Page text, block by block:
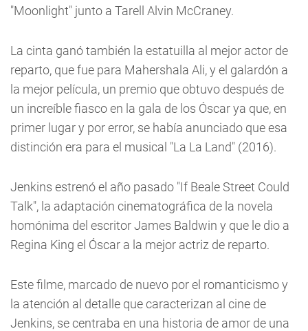
"Moonlight" junto a Tarell Alvin McCraney.
La cinta ganó también la estatuilla al mejor actor de
reparto, que fue para Mahershala Ali, y el galardón a
la mejor película, un premio que obtuvo después de
un increíble fiasco en la gala de los Óscar ya que, en
primer lugar y por error, se había anunciado que esa
distinción era para el musical "La La Land" (2016).
Jenkins estrenó el año pasado "If Beale Street Could
Talk", la adaptación cinematográfica de la novela
homónima del escritor James Baldwin y que le dio a
Regina King el Óscar a la mejor actriz de reparto.
Este filme, marcado de nuevo por el romanticismo y
la atención al detalle que caracterizan al cine de
Jenkins, se centraba en una historia de amor de una